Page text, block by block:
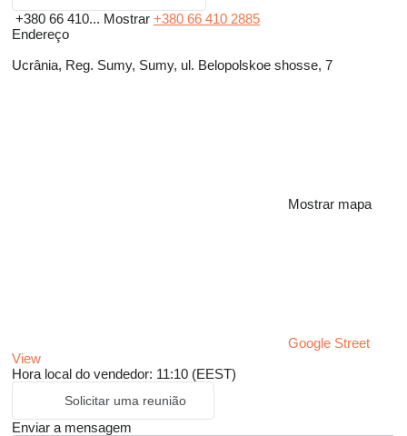
+380 66 410... Mostrar +380 66 410 2885
Endereço
Ucrânia, Reg. Sumy, Sumy, ul. Belopolskoe shosse, 7
Mostrar mapa
Google Street
View
Hora local do vendedor: 11:10 (EEST)
Solicitar uma reunião
Enviar a mensagem